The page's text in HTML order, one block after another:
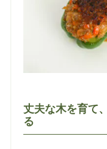
丈夫な木を育て
る